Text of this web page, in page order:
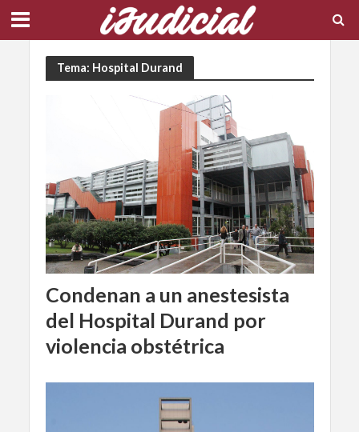
Tema: Hospital Durand
Condenan a un anestesista
del Hospital Durand por
violencia obstétrica